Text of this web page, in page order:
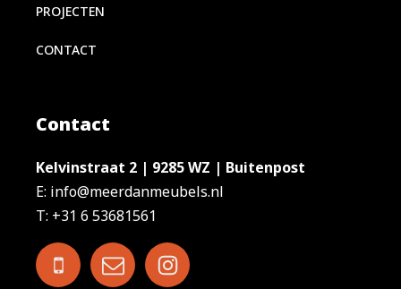
PROJECTEN
CONTACT
Contact
Kelvinstraat 2 | 9285 WZ | Buitenpost
E: info@meerdanmeubels.nl
T: +31 6 53681561